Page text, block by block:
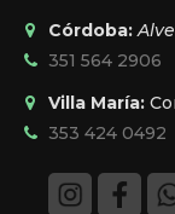
Córdoba:
351 564 2906
Villa María:
353 424 0492